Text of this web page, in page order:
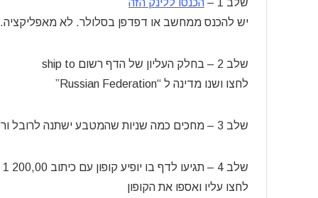
שלב 1 –
הכנסו ללינק הזה
יש להכנס ממחשב או דפדפן בסלולר. לא מאפליקציה.
שלב 2 – בחלק העליון של הדף רשום ship to
לחצו ושנו מדינה ל “Russian Federation”
שלב 3 – מחכים כמה שניות שהמטבע ישתנה לרובל ורק לאחר מכן לוחצים אישור / apply
שלב 4 – תגיעו לדף בו יופיע קופון עם כיתוב
1 200,00 руб.
לחצו עליו ואספו את הקופון